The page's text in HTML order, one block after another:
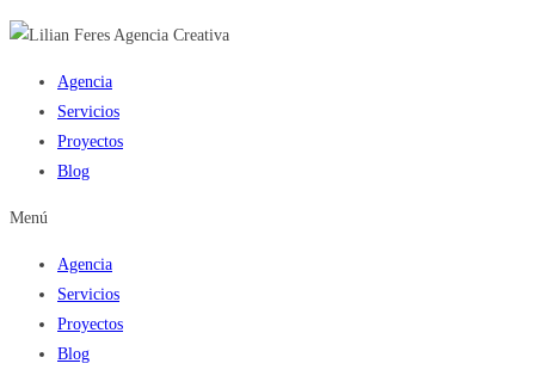
Agencia
Servicios
Proyectos
Blog
Menú
Agencia
Servicios
Proyectos
Blog